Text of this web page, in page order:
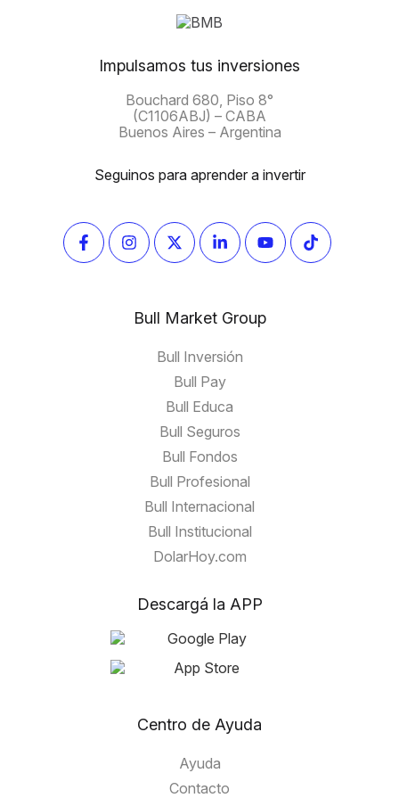
Impulsamos tus inversiones
Bouchard 680, Piso 8°
(C1106ABJ) – CABA
Buenos Aires – Argentina
Seguinos para aprender a invertir
Bull Market Group
Bull Inversión
Bull Pay
Bull Educa
Bull Seguros
Bull Fondos
Bull Profesional
Bull Internacional
Bull Institucional
DolarHoy.com
Descargá la APP
Centro de Ayuda
Ayuda
Contacto